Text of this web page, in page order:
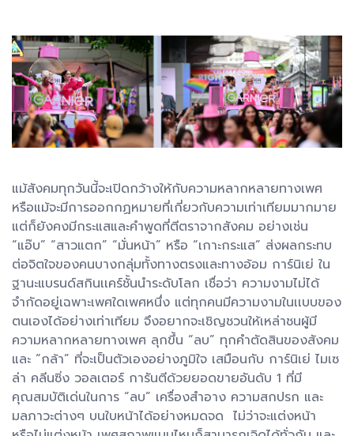
แม้สังคมทุกวันนี้จะเปิดกว้างให้กับความหลากหลายทางเพศ
หรือแม้จะมีการออกกฏหมายที่เกี่ยวกับความเท่าเทียมมากมาย
แต่ก็ยังคงมีกระแสและคำพูดที่ตีตราจากสังคม อย่างเช่น
“แอ๊บ” “สาวแตก” “มั่นหน้า” หรือ “เกาะกระแส” ส่งผลกระทบ
ต่อจิตใจของคนบางกลุ่มทั้งทางตรงและทางอ้อม การ์นิเย่ ใน
ฐานะแบรนด์สกินเเคร์ชั้นนำระดับโลก เชื่อว่า ความงามไม่ได้
จำกัดอยู่เฉพาะเพศใดเพศหนึ่ง แต่ทุกคนมีความงามในเเบบของ
ตนเองได้อย่างเท่าเทียม จึงอยากจะเชิญชวนให้เหล่าชนผู้มี
ความหลากหลายทางเพศ ลุกขึ้น “ลบ” ทุกคำตัดสินของสังคม
และ “กล้า” ที่จะเป็นตัวเองอย่างภูมิใจ เสมือนกับ การ์นิเย่ ไมเซ
ล่า คลีนซิ่ง วอลเตอร์ การันตีด้วยยอดขายอันดับ 1 ที่มี
คุณสมบัติเด่นในการ “ลบ” เครื่องสำอาง ความสกปรก และ
มลภาวะต่างๆ บนใบหน้าได้อย่างหมดจด ไม่ว่าจะแต่งหน้า